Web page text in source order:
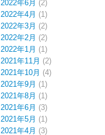
2022年6月 (2)
2022年4月 (1)
2022年3月 (2)
2022年2月 (2)
2022年1月 (1)
2021年11月 (2)
2021年10月 (4)
2021年9月 (1)
2021年8月 (1)
2021年6月 (3)
2021年5月 (1)
2021年4月 (3)